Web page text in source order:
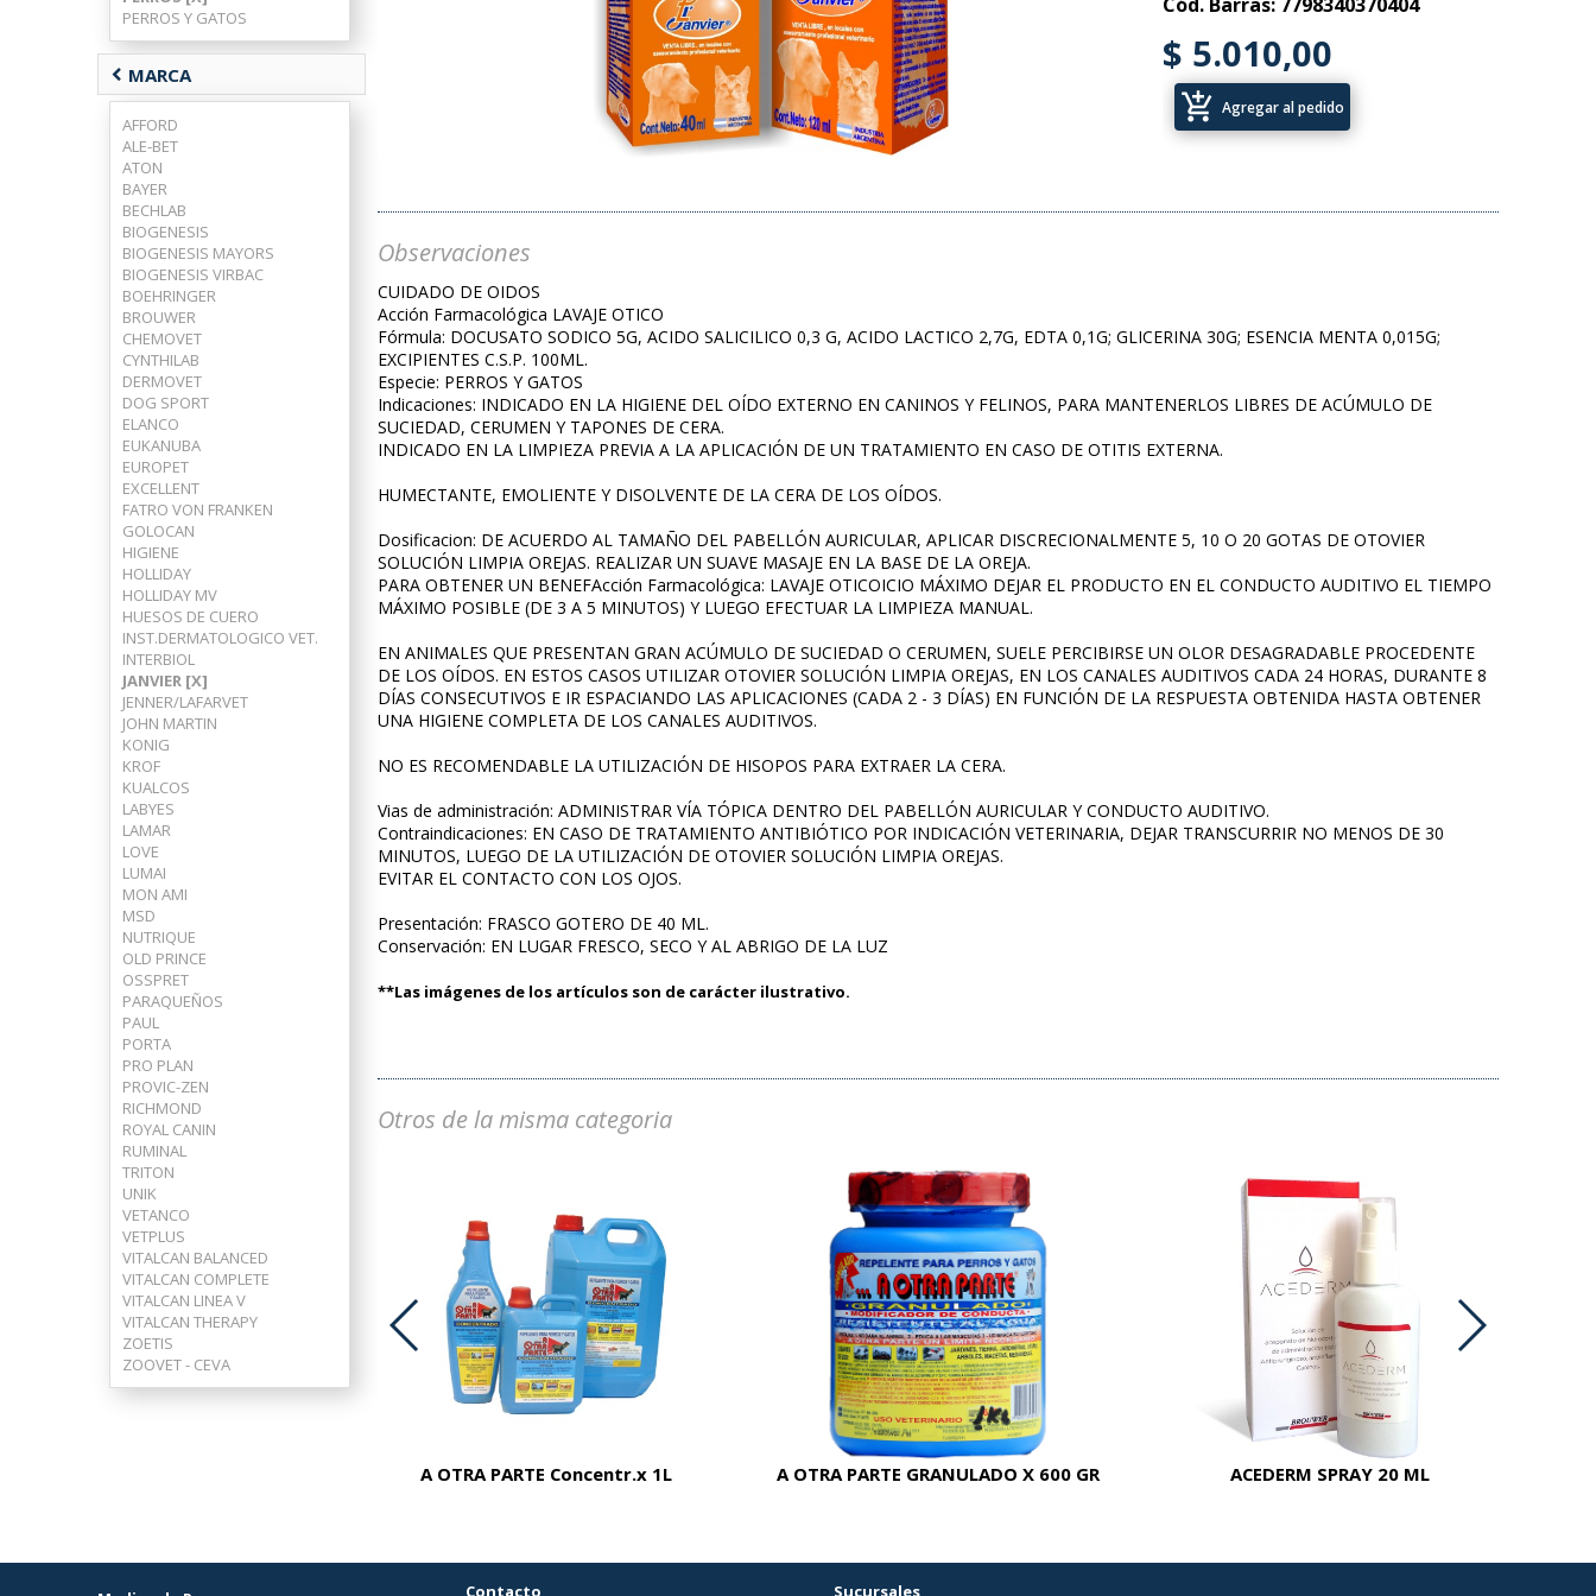
PERROS Y GATOS
chevron_left MARCA
AFFORD
ALE-BET
ATON
BAYER
BECHLAB
BIOGENESIS
BIOGENESIS MAYORS
BIOGENESIS VIRBAC
BOEHRINGER
BROUWER
CHEMOVET
CYNTHILAB
DERMOVET
DOG SPORT
ELANCO
EUKANUBA
EUROPET
EXCELLENT
FATRO VON FRANKEN
GOLOCAN
HIGIENE
HOLLIDAY
HOLLIDAY MV
HUESOS DE CUERO
INST.DERMATOLOGICO VET.
INTERBIOL
JANVIER [X]
JENNER/LAFARVET
JOHN MARTIN
KONIG
KROF
KUALCOS
LABYES
LAMAR
LOVE
LUMAI
MON AMI
MSD
NUTRIQUE
OLD PRINCE
OSSPRET
PARAQUEÑOS
PAUL
PORTA
PRO PLAN
PROVIC-ZEN
RICHMOND
ROYAL CANIN
RUMINAL
TRITON
UNIK
VETANCO
VETPLUS
VITALCAN BALANCED
VITALCAN COMPLETE
VITALCAN LINEA V
VITALCAN THERAPY
ZOETIS
ZOOVET - CEVA
$ 5.010,00
add_shopping_cart Agregar al pedido
Observaciones
CUIDADO DE OIDOS
Acción Farmacológica LAVAJE OTICO
Fórmula: DOCUSATO SODICO 5G, ACIDO SALICILICO 0,3 G, ACIDO LACTICO 2,7G, EDTA 0,1G; GLICERINA 30G; ESENCIA MENTA 0,015G;
EXCIPIENTES C.S.P. 100ML.
Especie: PERROS Y GATOS
Indicaciones: INDICADO EN LA HIGIENE DEL OÍDO EXTERNO EN CANINOS Y FELINOS, PARA MANTENERLOS LIBRES DE ACÚMULO DE
SUCIEDAD, CERUMEN Y TAPONES DE CERA.
INDICADO EN LA LIMPIEZA PREVIA A LA APLICACIÓN DE UN TRATAMIENTO EN CASO DE OTITIS EXTERNA.
HUMECTANTE, EMOLIENTE Y DISOLVENTE DE LA CERA DE LOS OÍDOS.
Dosificacion: DE ACUERDO AL TAMAÑO DEL PABELLÓN AURICULAR, APLICAR DISCRECIONALMENTE 5, 10 O 20 GOTAS DE OTOVIER
SOLUCIÓN LIMPIA OREJAS. REALIZAR UN SUAVE MASAJE EN LA BASE DE LA OREJA.
PARA OBTENER UN BENEFAcción Farmacológica: LAVAJE OTICOICIO MÁXIMO DEJAR EL PRODUCTO EN EL CONDUCTO AUDITIVO EL TIEMPO
MÁXIMO POSIBLE (DE 3 A 5 MINUTOS) Y LUEGO EFECTUAR LA LIMPIEZA MANUAL.
EN ANIMALES QUE PRESENTAN GRAN ACÚMULO DE SUCIEDAD O CERUMEN, SUELE PERCIBIRSE UN OLOR DESAGRADABLE PROCEDENTE
DE LOS OÍDOS. EN ESTOS CASOS UTILIZAR OTOVIER SOLUCIÓN LIMPIA OREJAS, EN LOS CANALES AUDITIVOS CADA 24 HORAS, DURANTE 8
DÍAS CONSECUTIVOS E IR ESPACIANDO LAS APLICACIONES (CADA 2 - 3 DÍAS) EN FUNCIÓN DE LA RESPUESTA OBTENIDA HASTA OBTENER
UNA HIGIENE COMPLETA DE LOS CANALES AUDITIVOS.
NO ES RECOMENDABLE LA UTILIZACIÓN DE HISOPOS PARA EXTRAER LA CERA.
Vias de administración: ADMINISTRAR VÍA TÓPICA DENTRO DEL PABELLÓN AURICULAR Y CONDUCTO AUDITIVO.
Contraindicaciones: EN CASO DE TRATAMIENTO ANTIBIÓTICO POR INDICACIÓN VETERINARIA, DEJAR TRANSCURRIR NO MENOS DE 30
MINUTOS, LUEGO DE LA UTILIZACIÓN DE OTOVIER SOLUCIÓN LIMPIA OREJAS.
EVITAR EL CONTACTO CON LOS OJOS.
Presentación: FRASCO GOTERO DE 40 ML.
Conservación: EN LUGAR FRESCO, SECO Y AL ABRIGO DE LA LUZ
**Las imágenes de los artículos son de carácter ilustrativo.
Otros de la misma categoria
ADVOCATE PERROS 25-40 KG
A OTRA PARTE Concentr.x 1L A OTRA PARTE GRANULADO X 600 GR ACEDERM SPRAY 20 ML
Contacto Sucursales